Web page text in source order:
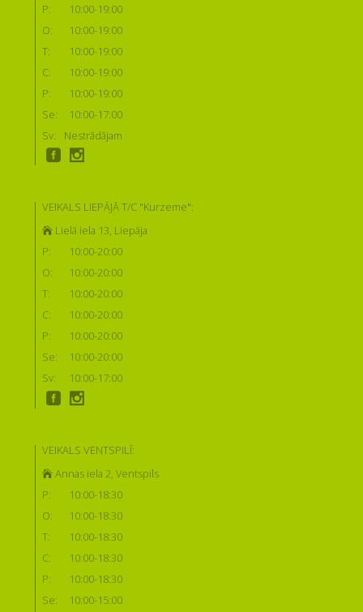
P:
10:00-19:00
O:
10:00-19:00
T:
10:00-19:00
C:
10:00-19:00
P:
10:00-19:00
Se:
10:00-17:00
Sv:
Nestrādājam
VEIKALS LIEPĀJĀ T/C "Kurzeme":
Lielā iela 13, Liepāja
P:
10:00-20:00
O:
10:00-20:00
T:
10:00-20:00
C:
10:00-20:00
P:
10:00-20:00
Se:
10:00-20:00
Sv:
10:00-17:00
VEIKALS VENTSPILĪ:
Annas iela 2, Ventspils
P:
10:00-18:30
O:
10:00-18:30
T:
10:00-18:30
C:
10:00-18:30
P:
10:00-18:30
Se:
10:00-15:00